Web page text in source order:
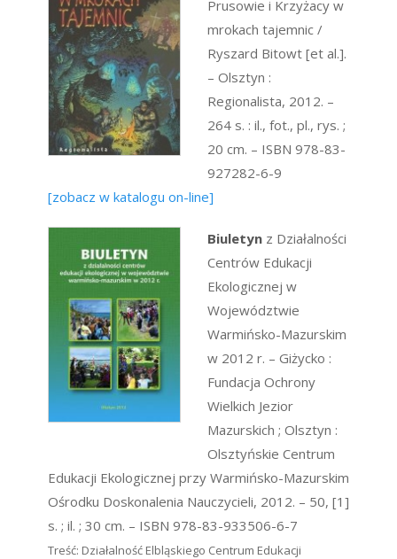
Prusowie i Krzyżacy w
mrokach tajemnic /
Ryszard Bitowt [et al.].
– Olsztyn :
Regionalista, 2012. –
264 s. : il., fot., pl., rys. ;
20 cm. – ISBN 978-83-
927282-6-9
[zobacz w katalogu on-line]
Biuletyn z Działalności
Centrów Edukacji
Ekologicznej w
Województwie
Warmińsko-Mazurskim
w 2012 r. – Giżycko :
Fundacja Ochrony
Wielkich Jezior
Mazurskich ; Olsztyn :
Olsztyńskie Centrum
Edukacji Ekologicznej przy Warmińsko-Mazurskim
Ośrodku Doskonalenia Nauczycieli, 2012. – 50, [1]
s. ; il. ; 30 cm. – ISBN 978-83-933506-6-7
Treść: Działalność Elbląskiego Centrum Edukacji